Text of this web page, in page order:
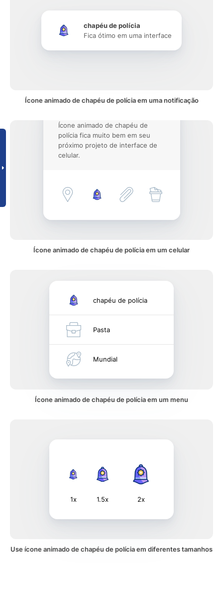
chapéu de polícia
Fica ótimo em uma interface
Ícone animado de chapéu de polícia em uma notificação
Ícone animado de chapéu de
polícia fica muito bem em seu
próximo projeto de interface de
celular.
Ícone animado de chapéu de polícia em um celular
chapéu de polícia
Pasta
Mundial
Ícone animado de chapéu de polícia em um menu
1x 1.5x 2x
Use ícone animado de chapéu de polícia em diferentes tamanhos